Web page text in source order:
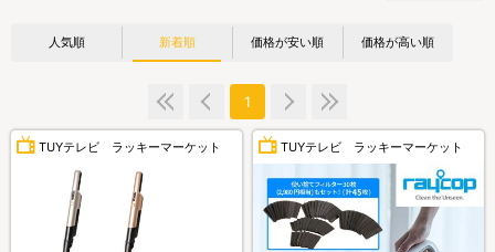
人気順 新着順 価格が安い順 価格が高い順
1
TUYテレビ ラッキーマーケット TUYテレビ ラッキーマーケット